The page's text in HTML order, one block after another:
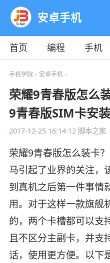
安卓手机
首页 编程 手机
教程
平面
手机学院> 安卓手机>
荣耀9青春版怎么
9青春版SIM卡安
2017-12-25 16:14:12脚本之家
荣耀9青春版怎么装卡
马引起了业界的关注，
到真机之后第一件事情
用。对于这样一款旗舰
的，两个卡槽都可以支
且不区分主副卡，并支
话，使用更方便。以下